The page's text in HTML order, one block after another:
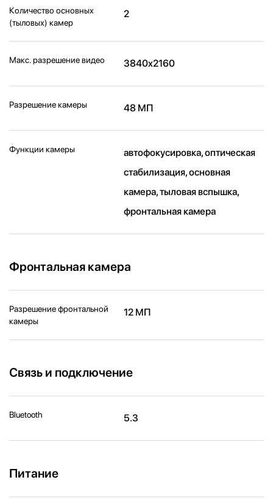
Количество основных
(тыловых) камер
2
Макс. разрешение видео 3840x2160
Разрешение камеры 48 МП
Функции камеры
автофокусировка, оптическая
стабилизация, основная
камера, тыловая вспышка,
фронтальная камера
Фронтальная камера
Разрешение фронтальной
камеры
12 МП
Связь и подключение
Bluetooth 5.3
Питание